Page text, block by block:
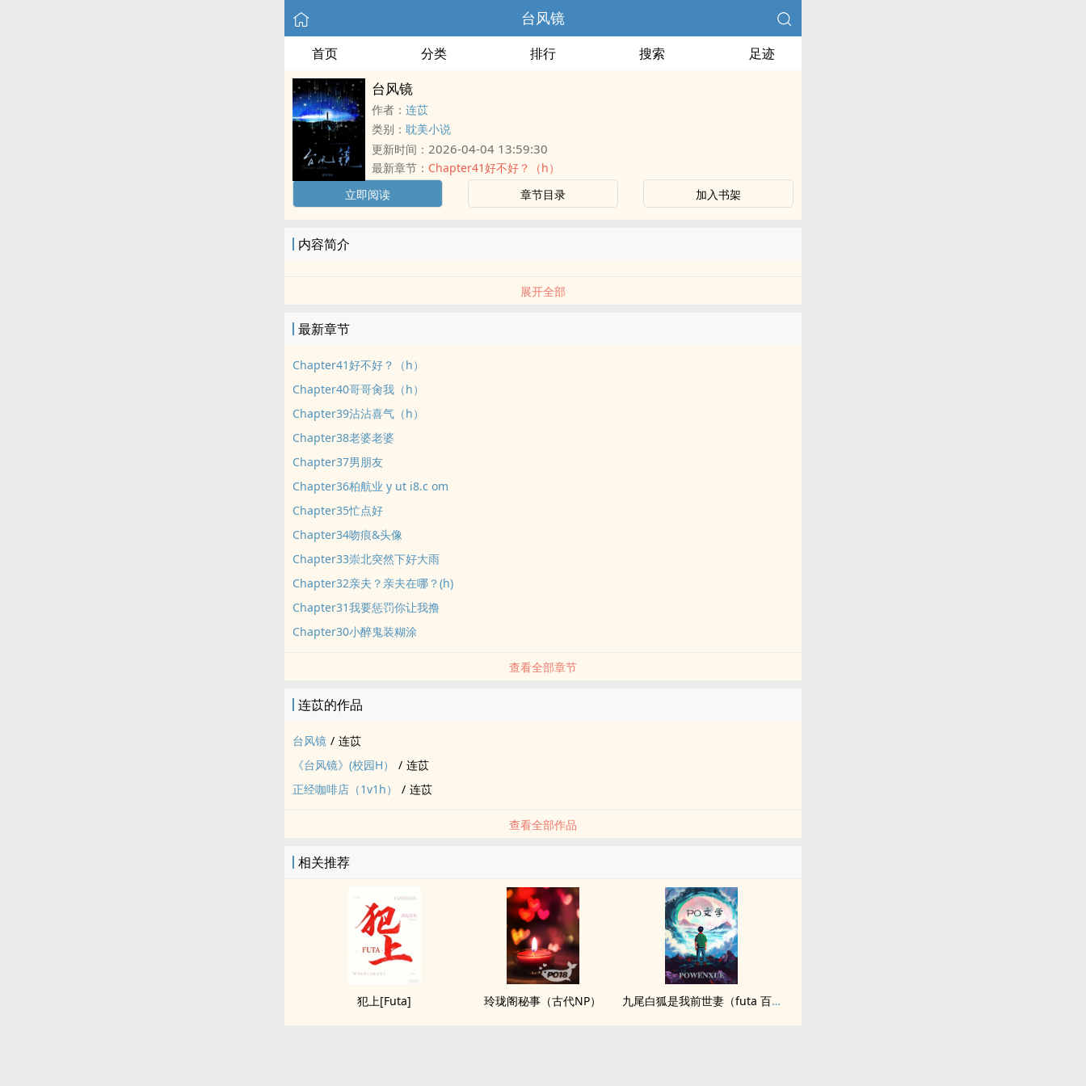
台风镜
首页 分类 排行 搜索 足迹
台风镜
作者： 连苡
类别： 耽美小说
更新时间： 2026-04-04 13:59:30
最新章节： Chapter41好不好？（h）
立即阅读
章节目录 加入书架
内容简介
展开全部
最新章节
Chapter41好不好？（h）
Chapter40哥哥肏我（h）
Chapter39沾沾喜气（h）
Chapter38老婆老婆
Chapter37男朋友
Chapter36柏航业 y ut i8.c om
Chapter35忙点好
Chapter34吻痕&头像
Chapter33崇北突然下好大雨
Chapter32亲夫？亲夫在哪？(h)
Chapter31我要惩罚你让我撸
Chapter30小醉鬼装糊涂
查看全部章节
连苡的作品
台风镜 / 连苡
《台风镜》(校园H）
/ 连苡
正经咖啡店（1v1h）
/ 连苡
查看全部作品
相关推荐
犯上[Futa] 玲珑阁秘事（古代NP） 九尾白狐是我前世妻（futa 百合）